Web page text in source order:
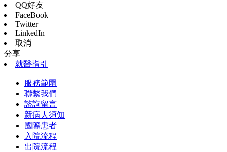
QQ好友
FaceBook
Twitter
LinkedIn
取消
分享
就醫指引
服務範圍
聯繫我們
諮詢留言
新病人須知
國際患者
入院流程
出院流程